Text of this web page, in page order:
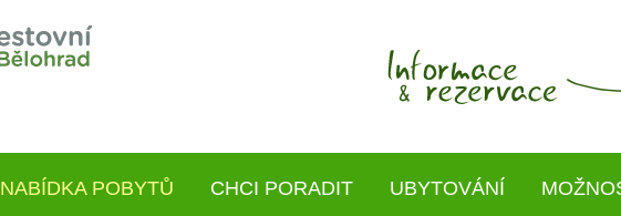
NABÍDKA POBYTŮ CHCI PORADIT UBYTOVÁNÍ